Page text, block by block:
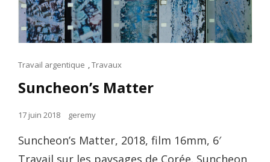
Cat
Travail argentique ,Travaux
Suncheon’s Matter
Posted
17 juin 2018 geremy
Suncheon’s Matter, 2018, film 16mm, 6′
Travail sur les paysages de Corée. Suncheon